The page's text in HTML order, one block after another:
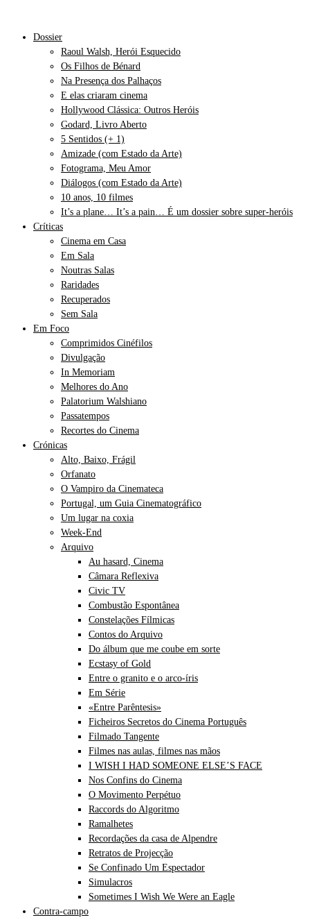
Dossier
Raoul Walsh, Herói Esquecido
Os Filhos de Bénard
Na Presença dos Palhaços
E elas criaram cinema
Hollywood Clássica: Outros Heróis
Godard, Livro Aberto
5 Sentidos (+ 1)
Amizade (com Estado da Arte)
Fotograma, Meu Amor
Diálogos (com Estado da Arte)
10 anos, 10 filmes
It’s a plane… It’s a pain… É um dossier sobre super-heróis
Críticas
Cinema em Casa
Em Sala
Noutras Salas
Raridades
Recuperados
Sem Sala
Em Foco
Comprimidos Cinéfilos
Divulgação
In Memoriam
Melhores do Ano
Palatorium Walshiano
Passatempos
Recortes do Cinema
Crónicas
Alto, Baixo, Frágil
Orfanato
O Vampiro da Cinemateca
Portugal, um Guia Cinematográfico
Um lugar na coxia
Week-End
Arquivo
Au hasard, Cinema
Câmara Reflexiva
Civic TV
Combustão Espontânea
Constelações Fílmicas
Contos do Arquivo
Do álbum que me coube em sorte
Ecstasy of Gold
Entre o granito e o arco-íris
Em Série
«Entre Parêntesis»
Ficheiros Secretos do Cinema Português
Filmado Tangente
Filmes nas aulas, filmes nas mãos
I WISH I HAD SOMEONE ELSE’S FACE
Nos Confins do Cinema
O Movimento Perpétuo
Raccords do Algoritmo
Ramalhetes
Recordações da casa de Alpendre
Retratos de Projecção
Se Confinado Um Espectador
Simulacros
Sometimes I Wish We Were an Eagle
Contra-campo